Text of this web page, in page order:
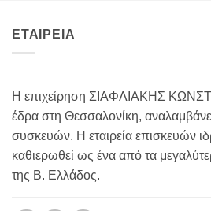
ΕΤΑΙΡΕΙΑ
Η επιχείρηση ΣΙΑΦΛΙΑΚΗΣ
έδρα στη Θεσσαλονίκη,
συσκευών. Η εταιρεία επισκευών
καθιερωθεί ως ένα από τα
της Β. Ελλάδος.